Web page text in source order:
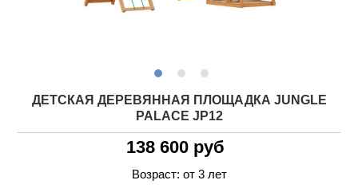
ДЕТСКАЯ ДЕРЕВЯННАЯ ПЛОЩАДКА JUNGLE
PALACE JP12
138 600 руб
Возраст: от 3 лет